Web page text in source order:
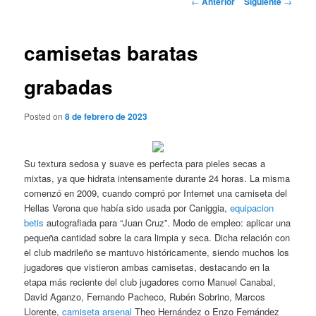
camisetas baratas
grabadas
Posted on8 de febrero de 2023
Su textura sedosa y suave es perfecta para pieles secas a
mixtas, ya que hidrata intensamente durante 24 horas. La misma
comenzó en 2009, cuando compró por Internet una camiseta del
Hellas Verona que había sido usada por Caniggia,equipacion
betis autografiada para “Juan Cruz”. Modo de empleo: aplicar una
pequeña cantidad sobre la cara limpia y seca. Dicha relación con
el club madrileño se mantuvo históricamente, siendo muchos los
jugadores que vistieron ambas camisetas, destacando en la
etapa más reciente del club jugadores como Manuel Canabal,
David Aganzo, Fernando Pacheco, Rubén Sobrino, Marcos
Llorente,camiseta arsenal Theo Hernández o Enzo Fernández